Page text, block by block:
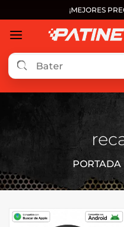
al
contenido
¡MEJORES
PORTADA